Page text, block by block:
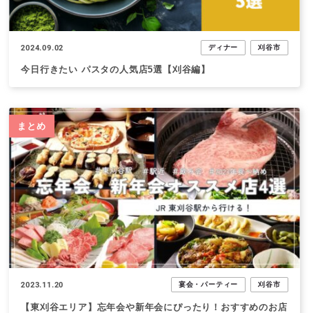
2024.09.02 ディナー 刈谷市
今日行きたい パスタの人気店5選【刈谷編】
まとめ
2023.11.20 宴会・パーティー 刈谷市
【東刈谷エリア】忘年会や新年会にぴったり！おすすめのお店